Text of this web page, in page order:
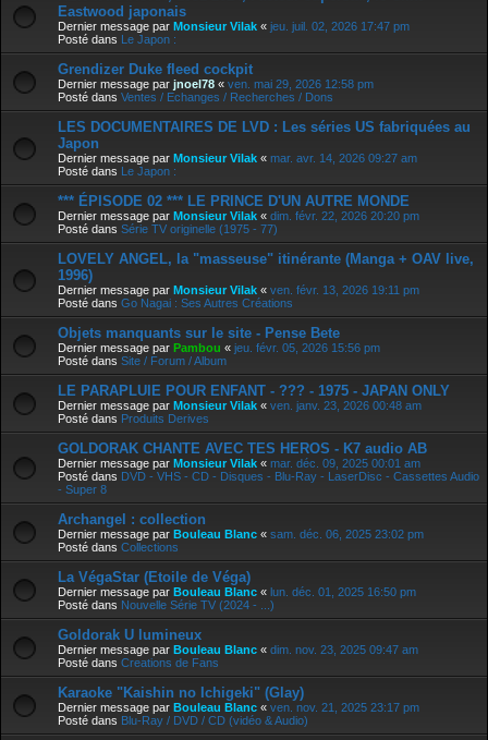
Eastwood japonais
Dernier message par Monsieur Vilak « jeu. juil. 02, 2026 17:47 pm
Posté dans Le Japon :
Grendizer Duke fleed cockpit
Dernier message par jnoel78 « ven. mai 29, 2026 12:58 pm
Posté dans Ventes / Echanges / Recherches / Dons
LES DOCUMENTAIRES DE LVD : Les séries US fabriquées au
Japon
Dernier message par Monsieur Vilak « mar. avr. 14, 2026 09:27 am
Posté dans Le Japon :
*** ÉPISODE 02 *** LE PRINCE D'UN AUTRE MONDE
Dernier message par Monsieur Vilak « dim. févr. 22, 2026 20:20 pm
Posté dans Série TV originelle (1975 - 77)
LOVELY ANGEL, la "masseuse" itinérante (Manga + OAV live,
1996)
Dernier message par Monsieur Vilak « ven. févr. 13, 2026 19:11 pm
Posté dans Go Nagai : Ses Autres Créations
Objets manquants sur le site - Pense Bete
Dernier message par Pambou « jeu. févr. 05, 2026 15:56 pm
Posté dans Site / Forum / Album
LE PARAPLUIE POUR ENFANT - ??? - 1975 - JAPAN ONLY
Dernier message par Monsieur Vilak « ven. janv. 23, 2026 00:48 am
Posté dans Produits Derives
GOLDORAK CHANTE AVEC TES HEROS - K7 audio AB
Dernier message par Monsieur Vilak « mar. déc. 09, 2025 00:01 am
Posté dans DVD - VHS - CD - Disques - Blu-Ray - LaserDisc - Cassettes Audio
- Super 8
Archangel : collection
Dernier message par Bouleau Blanc « sam. déc. 06, 2025 23:02 pm
Posté dans Collections
La VégaStar (Etoile de Véga)
Dernier message par Bouleau Blanc « lun. déc. 01, 2025 16:50 pm
Posté dans Nouvelle Série TV (2024 - ...)
Goldorak U lumineux
Dernier message par Bouleau Blanc « dim. nov. 23, 2025 09:47 am
Posté dans Creations de Fans
Karaoke "Kaishin no Ichigeki" (Glay)
Dernier message par Bouleau Blanc « ven. nov. 21, 2025 23:17 pm
Posté dans Blu-Ray / DVD / CD (vidéo & Audio)